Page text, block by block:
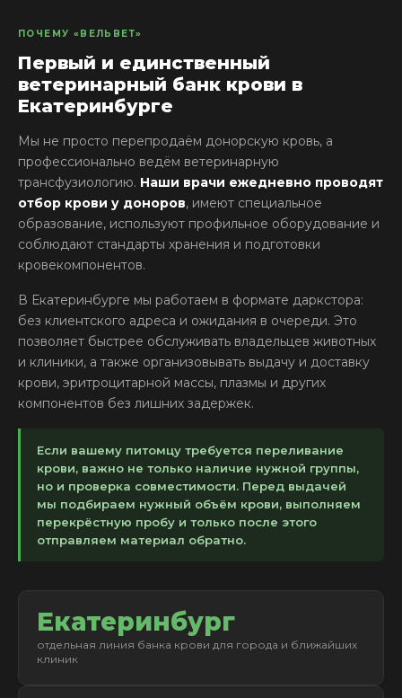
ПОЧЕМУ «ВЕЛЬВЕТ»
Первый и единственный
ветеринарный банк крови в
Екатеринбурге
Мы не просто перепродаём донорскую кровь, а
профессионально ведём ветеринарную
трансфузиологию. Наши врачи ежедневно проводят
отбор крови у доноров, имеют специальное
образование, используют профильное оборудование и
соблюдают стандарты хранения и подготовки
кровекомпонентов.
В Екатеринбурге мы работаем в формате даркстора:
без клиентского адреса и ожидания в очереди. Это
позволяет быстрее обслуживать владельцев животных
и клиники, а также организовывать выдачу и доставку
крови, эритроцитарной массы, плазмы и других
компонентов без лишних задержек.
Если вашему питомцу требуется переливание
крови, важно не только наличие нужной группы,
но и проверка совместимости. Перед выдачей
мы подбираем нужный объём крови, выполняем
перекрёстную пробу и только после этого
отправляем материал обратно.
Екатеринбург
отдельная линия банка крови для города и ближайших
клиник